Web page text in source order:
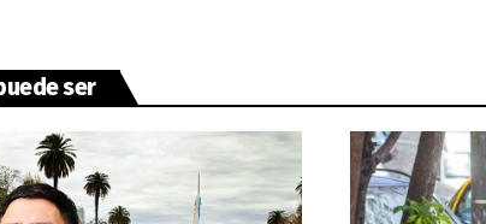
ser